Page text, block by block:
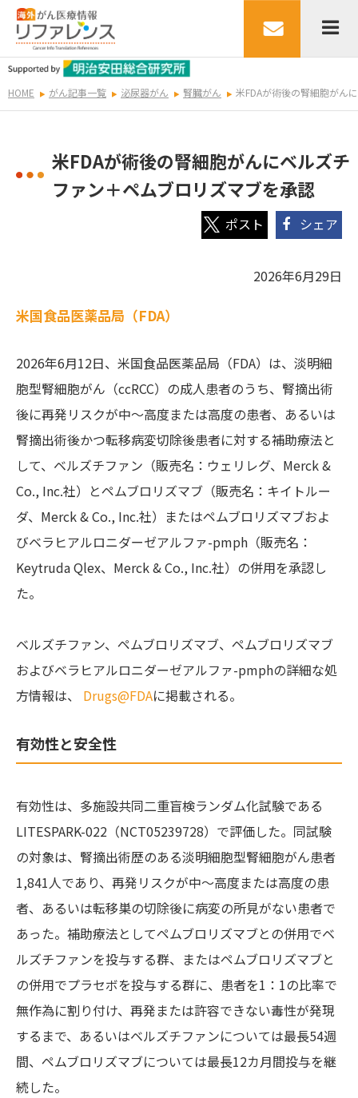
HOME がん記事一覧 泌尿器がん 腎臓がん 米FDAが術後の腎細胞がん
米FDAが術後の腎細胞がんにベルズチ
ファン＋ペムブロリズマブを承認
シェア
2026年6月29日
米国食品医薬品局（FDA）
2026年6月12日、米国食品医薬品局（FDA）は、淡明細
胞型腎細胞がん（ccRCC）の成人患者のうち、腎摘出術
後に再発リスクが中～高度または高度の患者、あるいは
腎摘出術後かつ転移病変切除後患者に対する補助療法と
して、ベルズチファン（販売名：ウェリレグ、Merck &
Co., Inc.社）とペムブロリズマブ（販売名：キイトルー
ダ、Merck & Co., Inc.社）またはペムブロリズマブおよ
びベラヒアルロニダーゼアルファ-pmph（販売名：
Keytruda Qlex、Merck & Co., Inc.社）の併用を承認し
た。
ベルズチファン、ペムブロリズマブ、ペムブロリズマブ
およびベラヒアルロニダーゼアルファ-pmphの詳細な処
方情報は、 Drugs@FDAに掲載される。
有効性と安全性
有効性は、多施設共同二重盲検ランダム化試験である
LITESPARK-022（NCT05239728）で評価した。同試験
の対象は、腎摘出術歴のある淡明細胞型腎細胞がん患者
1,841人であり、再発リスクが中～高度または高度の患
者、あるいは転移巣の切除後に病変の所見がない患者で
あった。補助療法としてペムブロリズマブとの併用でベ
ルズチファンを投与する群、またはペムブロリズマブと
の併用でプラセボを投与する群に、患者を1：1の比率で
無作為に割り付け、再発または許容できない毒性が発現
するまで、あるいはベルズチファンについては最長54週
間、ペムブロリズマブについては最長12カ月間投与を継
続した。